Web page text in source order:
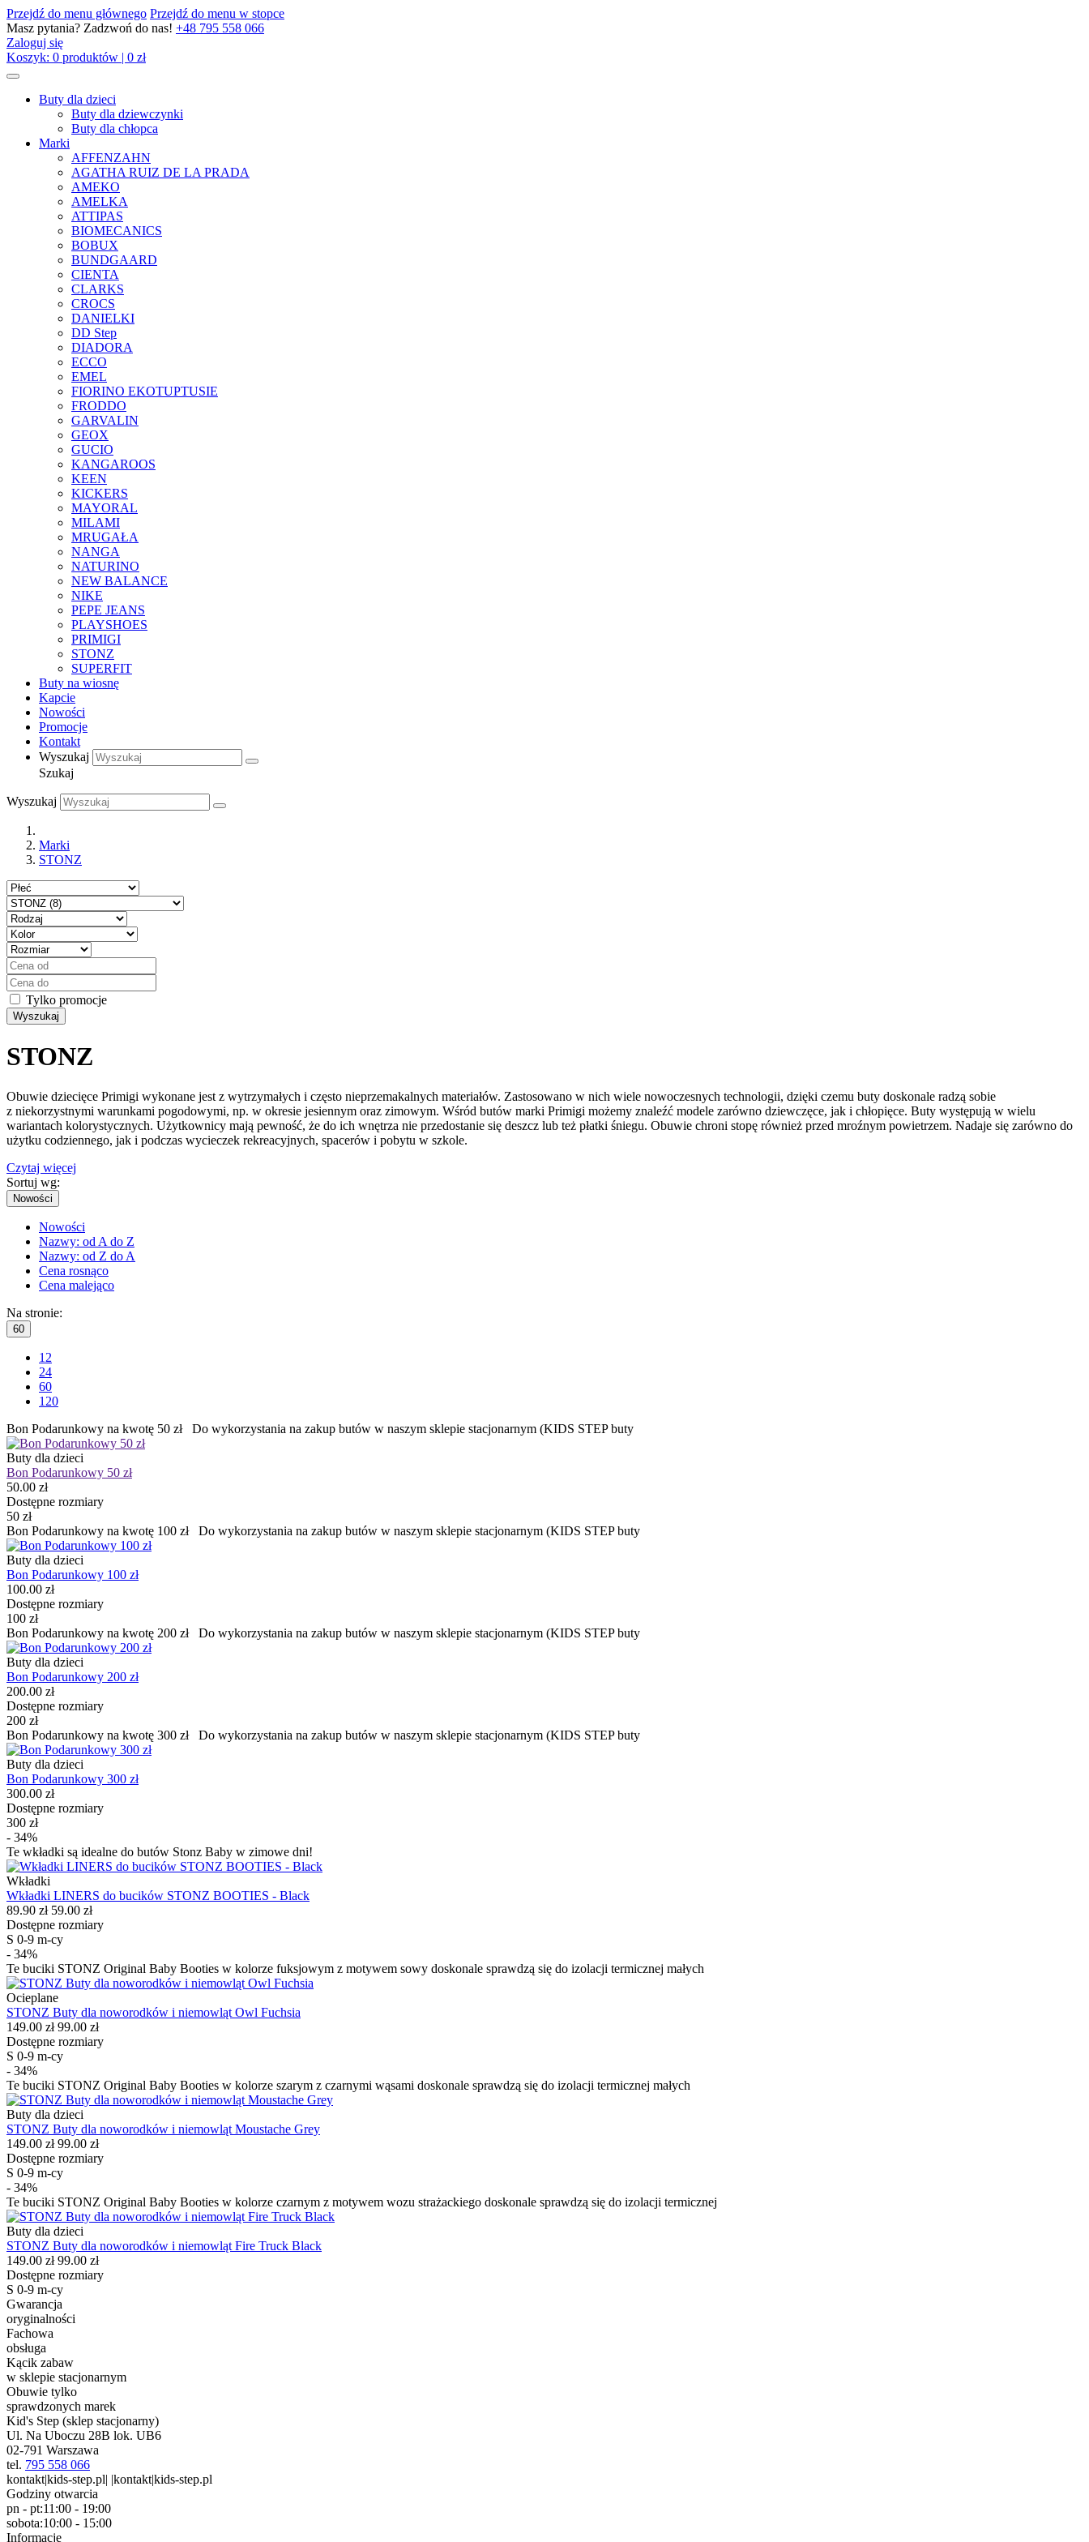
Przejdź do menu głównego Przejdź do menu w stopce
Masz pytania? Zadzwoń do nas! +48 795 558 066
Zaloguj się
Koszyk: 0 produktów | 0 zł
Buty dla dzieci
Buty dla dziewczynki
Buty dla chłopca
Marki
AFFENZAHN
AGATHA RUIZ DE LA PRADA
AMEKO
AMELKA
ATTIPAS
BIOMECANICS
BOBUX
BUNDGAARD
CIENTA
CLARKS
CROCS
DANIELKI
DD Step
DIADORA
ECCO
EMEL
FIORINO EKOTUPTUSIE
FRODDO
GARVALIN
GEOX
GUCIO
KANGAROOS
KEEN
KICKERS
MAYORAL
MILAMI
MRUGAŁA
NANGA
NATURINO
NEW BALANCE
NIKE
PEPE JEANS
PLAYSHOES
PRIMIGI
STONZ
SUPERFIT
Buty na wiosnę
Kapcie
Nowości
Promocje
Kontakt
Wyszukaj
Szukaj
Wyszukaj
Marki
STONZ
Tylko promocje
Wyszukaj
STONZ
Obuwie dziecięce Primigi wykonane jest z wytrzymałych i często nieprzemakalnych materiałów. Zastosowano w nich wiele nowoczesnych technologii, dzięki czemu buty doskonale radzą sobie
z niekorzystnymi warunkami pogodowymi, np. w okresie jesiennym oraz zimowym. Wśród butów marki Primigi możemy znaleźć modele zarówno dziewczęce, jak i chłopięce. Buty występują w wielu
wariantach kolorystycznych. Użytkownicy mają pewność, że do ich wnętrza nie przedostanie się deszcz lub też płatki śniegu. Obuwie chroni stopę również przed mroźnym powietrzem. Nadaje się zarówno do
użytku codziennego, jak i podczas wycieczek rekreacyjnych, spacerów i pobytu w szkole.
Czytaj więcej
Sortuj wg:
Nowości
Nowości
Nazwy: od A do Z
Nazwy: od Z do A
Cena rosnąco
Cena malejąco
Na stronie:
60
12
24
60
120
Bon Podarunkowy na kwotę 50 zł Do wykorzystania na zakup butów w naszym sklepie stacjonarnym (KIDS STEP buty
Buty dla dzieci
Bon Podarunkowy 50 zł
50.00 zł
Dostępne rozmiary
50 zł
Bon Podarunkowy na kwotę 100 zł Do wykorzystania na zakup butów w naszym sklepie stacjonarnym (KIDS STEP buty
Buty dla dzieci
Bon Podarunkowy 100 zł
100.00 zł
Dostępne rozmiary
100 zł
Bon Podarunkowy na kwotę 200 zł Do wykorzystania na zakup butów w naszym sklepie stacjonarnym (KIDS STEP buty
Buty dla dzieci
Bon Podarunkowy 200 zł
200.00 zł
Dostępne rozmiary
200 zł
Bon Podarunkowy na kwotę 300 zł Do wykorzystania na zakup butów w naszym sklepie stacjonarnym (KIDS STEP buty
Buty dla dzieci
Bon Podarunkowy 300 zł
300.00 zł
Dostępne rozmiary
300 zł
- 34%
Te wkładki są idealne do butów Stonz Baby w zimowe dni!
Wkładki
Wkładki LINERS do bucików STONZ BOOTIES - Black
89.90 zł 59.00 zł
Dostępne rozmiary
S 0-9 m-cy
- 34%
Te buciki STONZ Original Baby Booties w kolorze fuksjowym z motywem sowy doskonale sprawdzą się do izolacji termicznej małych
Ocieplane
STONZ Buty dla noworodków i niemowląt Owl Fuchsia
149.00 zł 99.00 zł
Dostępne rozmiary
S 0-9 m-cy
- 34%
Te buciki STONZ Original Baby Booties w kolorze szarym z czarnymi wąsami doskonale sprawdzą się do izolacji termicznej małych
Buty dla dzieci
STONZ Buty dla noworodków i niemowląt Moustache Grey
149.00 zł 99.00 zł
Dostępne rozmiary
S 0-9 m-cy
- 34%
Te buciki STONZ Original Baby Booties w kolorze czarnym z motywem wozu strażackiego doskonale sprawdzą się do izolacji termicznej
Buty dla dzieci
STONZ Buty dla noworodków i niemowląt Fire Truck Black
149.00 zł 99.00 zł
Dostępne rozmiary
S 0-9 m-cy
Gwarancja
oryginalności
Fachowa
obsługa
Kącik zabaw
w sklepie stacjonarnym
Obuwie tylko
sprawdzonych marek
Kid's Step (sklep stacjonarny)
Ul. Na Uboczu 28B lok. UB6
02-791 Warszawa
tel. 795 558 066
kontakt|kids-step.pl| |kontakt|kids-step.pl
Godziny otwarcia
pn - pt:11:00 - 19:00
sobota:10:00 - 15:00
Informacje